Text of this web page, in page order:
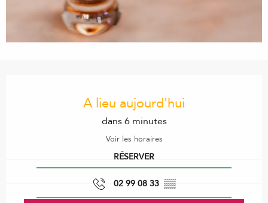
A lieu aujourd'hui
dans 6 minutes
Voir les horaires
RÉSERVER
02 99 08 33 ▒▒